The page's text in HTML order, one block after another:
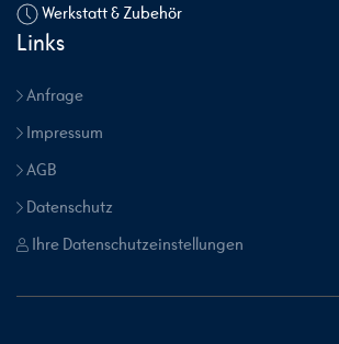
Werkstatt & Zubehör
Links
Anfrage
Impressum
AGB
Datenschutz
Ihre Datenschutzeinstellungen